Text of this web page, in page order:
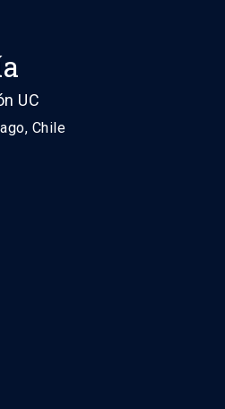
UC
Chile